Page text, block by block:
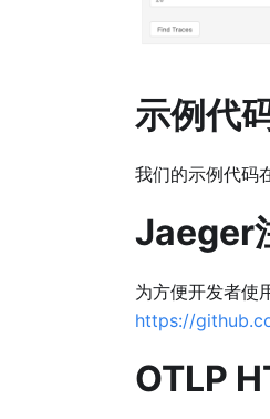
示例代
我们的示例代码
Jaeger
为方便开发者使
https://
OTLP